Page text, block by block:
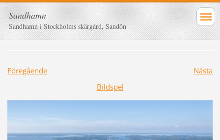
Sandhamn
Sandhamn i Stockholms skärgård, Sandön
Föregående
Nästa
Bildspel